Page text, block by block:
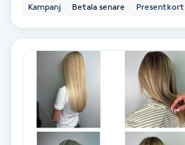
Reflexologi
Kampanj Betala senare Presentkort